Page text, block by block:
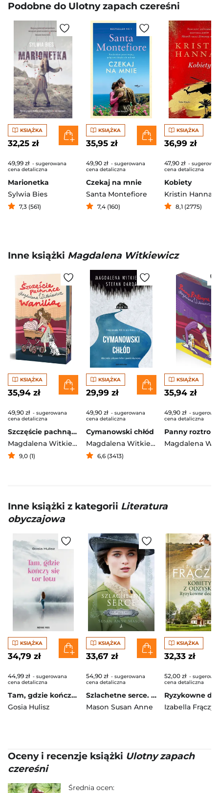
Podobne do Ulotny zapach czereśni
KSIĄŻKA
32,25 zł
49,99 zł - sugerowana
cena detaliczna
Marionetka
Sylwia Bies
7,3 (561)
KSIĄŻKA
35,95 zł
49,90 zł - sugerowana
cena detaliczna
Czekaj na mnie
Santa Montefiore
7,4 (160)
KSIĄŻKA
36,99 zł
47,90 zł -
cena detaliczna
Kobiety
Kristin Hannah
8,1 (2775)
Inne książki Magdalena Witkiewicz
KSIĄŻKA
35,94 zł
49,90 zł - sugerowana
cena detaliczna
Szczęście pachnące wanilią (ilustrowane brzegi)
Magdalena Witkiewicz
9,0 (1)
KSIĄŻKA
29,99 zł
49,90 zł - sugerowana
cena detaliczna
Cymanowski chłód
Magdalena Witkiewicz
,Stefan Darda
6,6 (3413)
KSIĄŻKA
35,94 zł
49,90 zł -
cena detaliczna
Inne książki z kategorii Literatura
obyczajowa
KSIĄŻKA
34,79 zł
44,99 zł - sugerowana
cena detaliczna
Tam, gdzie kończy się tor lotu
Gosia Hulisz
KSIĄŻKA
33,67 zł
54,90 zł - sugerowana
cena detaliczna
Szlachetne serce. Mieć odwagę, by marzyć. Tom 2 wyd. 2026
Mason Susan Anne
KSIĄŻKA
32,33 zł
52,00 zł -
cena detaliczna
Izabella Frączyk
Oceny i recenzje książki Ulotny zapach
czereśni
Średnia ocen: